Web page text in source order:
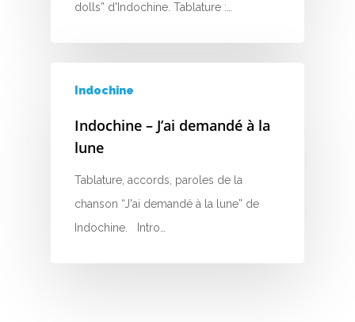
dolls” d'Indochine. Tablature :…
Indochine
Indochine – J’ai demandé à la
lune
Tablature, accords, paroles de la
chanson “J'ai demandé à la lune” de
Indochine. Intro…